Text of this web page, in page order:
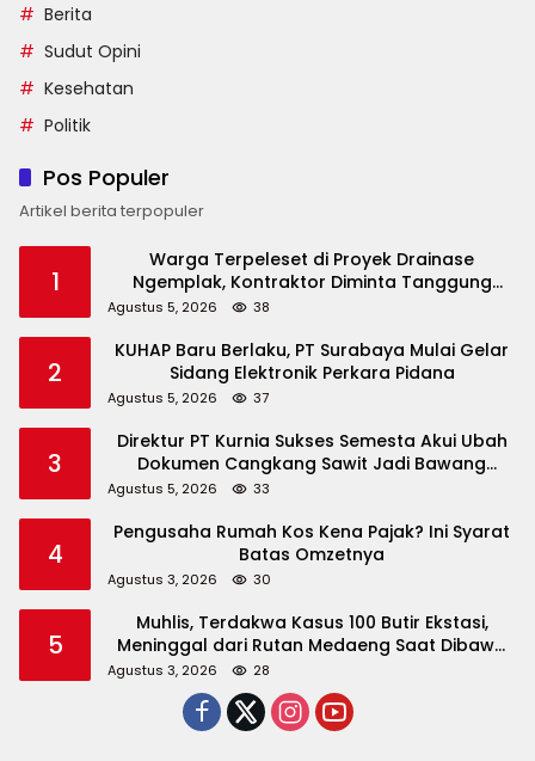
Berita
Sudut Opini
Kesehatan
Politik
Pos Populer
Artikel berita terpopuler
1
Warga Terpeleset di Proyek Drainase
Ngemplak, Kontraktor Diminta Tanggung
Biaya Korban
Agustus 5, 2026 38
2
KUHAP Baru Berlaku, PT Surabaya Mulai Gelar
Sidang Elektronik Perkara Pidana
Agustus 5, 2026 37
3
Direktur PT Kurnia Sukses Semesta Akui Ubah
Dokumen Cangkang Sawit Jadi Bawang
Agustus 5, 2026 33
4
Pengusaha Rumah Kos Kena Pajak? Ini Syarat
Batas Omzetnya
Agustus 3, 2026 30
5
Muhlis, Terdakwa Kasus 100 Butir Ekstasi,
Meninggal dari Rutan Medaeng Saat Dibawa
ke RS Dr Soetomo
Agustus 3, 2026 28